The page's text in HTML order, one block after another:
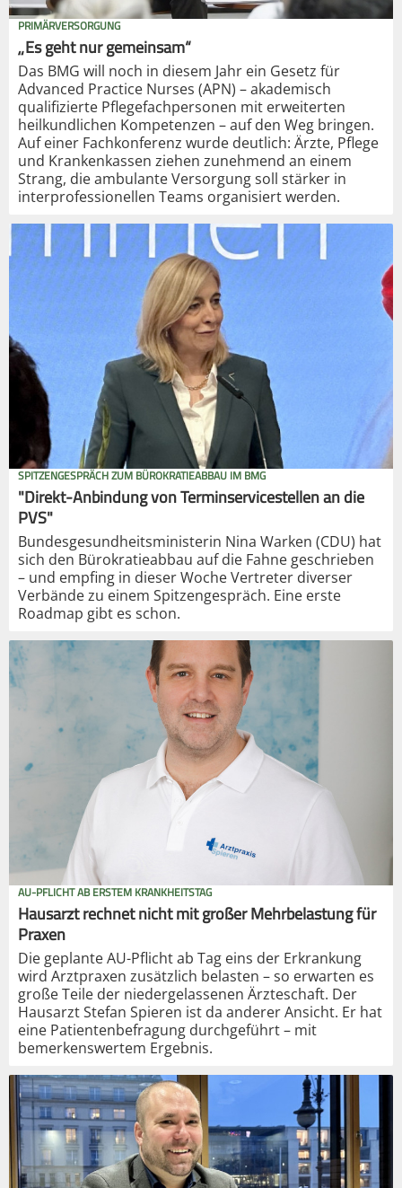
PRIMÄRVERSORGUNG
„Es geht nur gemeinsam“
Das BMG will noch in diesem Jahr ein Gesetz für
Advanced Practice Nurses (APN) – akademisch
qualifizierte Pflegefachpersonen mit erweiterten
heilkundlichen Kompetenzen – auf den Weg bringen.
Auf einer Fachkonferenz wurde deutlich: Ärzte, Pflege
und Krankenkassen ziehen zunehmend an einem
Strang, die ambulante Versorgung soll stärker in
interprofessionellen Teams organisiert werden.
SPITZENGESPRÄCH ZUM BÜROKRATIEABBAU IM BMG
"Direkt-Anbindung von Terminservicestellen an die
PVS"
Bundesgesundheitsministerin Nina Warken (CDU) hat
sich den Bürokratieabbau auf die Fahne geschrieben
– und empfing in dieser Woche Vertreter diverser
Verbände zu einem Spitzengespräch. Eine erste
Roadmap gibt es schon.
AU-PFLICHT AB ERSTEM KRANKHEITSTAG
Hausarzt rechnet nicht mit großer Mehrbelastung für
Praxen
Die geplante AU-Pflicht ab Tag eins der Erkrankung
wird Arztpraxen zusätzlich belasten – so erwarten es
große Teile der niedergelassenen Ärzteschaft. Der
Hausarzt Stefan Spieren ist da anderer Ansicht. Er hat
eine Patientenbefragung durchgeführt – mit
bemerkenswertem Ergebnis.